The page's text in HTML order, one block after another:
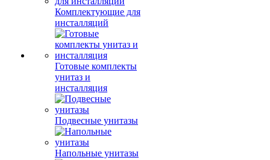
Комплектующие для
инсталляций
Готовые комплекты
унитаз и
инсталляция
Подвесные унитазы
Напольные унитазы